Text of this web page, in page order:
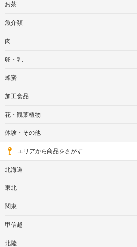
お茶
魚介類
肉
卵・乳
蜂蜜
加工食品
花・観葉植物
体験・その他
エリアから商品をさがす
北海道
東北
関東
甲信越
北陸